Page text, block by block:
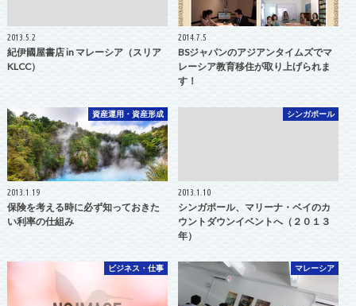
2013.5.2
紀伊國屋書店 in マレーシア（スリア
KLCC）
2014.7.5
BSジャパンのアジアンタイムズでマ
レーシア教育移住が取り上げられま
す！
資産運用・資産形成
2013.1.19
保険を考える時に必ず知っておきた
い利率の仕組み
シンガポール
2013.1.10
シンガポール、マリーナ・ベイのカ
ウントダウンイベントへ（２０１３
年）
ビジネス・仕事 マレーシア